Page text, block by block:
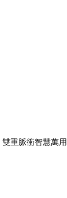
重脈衝智慧萬用